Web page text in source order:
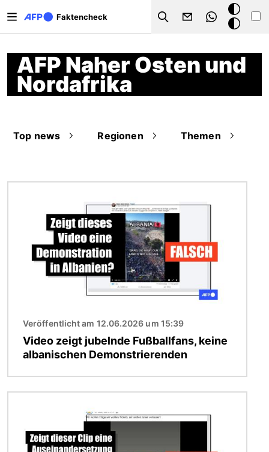
Faktencheck
Search
Dark
Mode
AFP Naher Osten und
Nordafrika
Top news Regionen Themen
Veröffentlicht am 12.06.2026 um 15:39
Video zeigt jubelnde Fußballfans, keine
albanischen Demonstrierenden